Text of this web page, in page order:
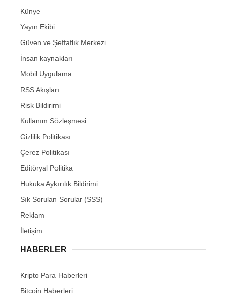
Künye
Yayın Ekibi
Güven ve Şeffaflık Merkezi
İnsan kaynakları
Mobil Uygulama
RSS Akışları
Risk Bildirimi
Kullanım Sözleşmesi
Gizlilik Politikası
Çerez Politikası
Editöryal Politika
Hukuka Aykırılık Bildirimi
Sık Sorulan Sorular (SSS)
Reklam
İletişim
HABERLER
Kripto Para Haberleri
Bitcoin Haberleri